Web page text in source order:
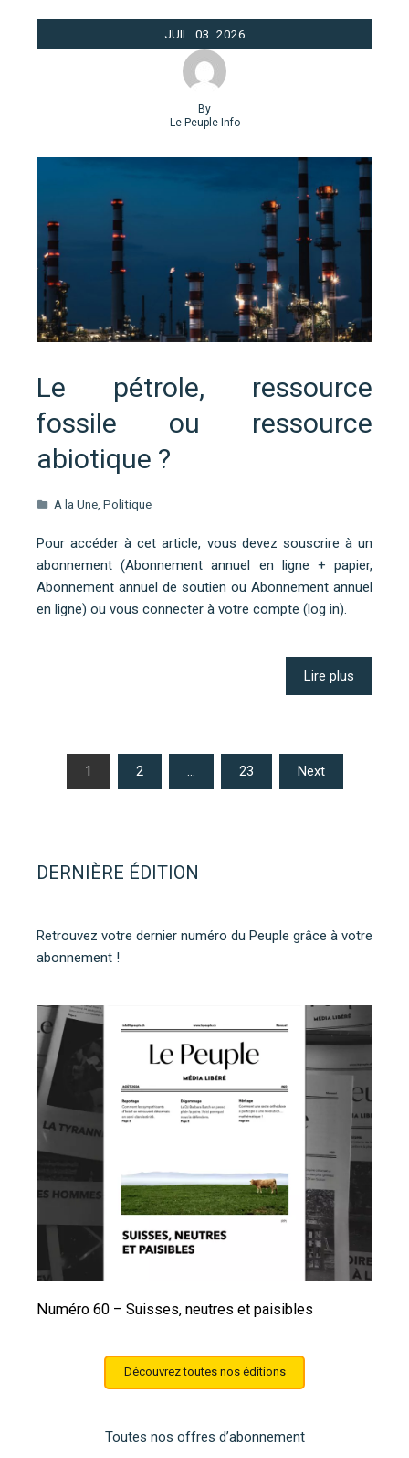
JUIL 03 2026
By
Le Peuple Info
Le pétrole, ressource
fossile ou ressource
abiotique ?
A la Une Politique
Pour accéder à cet article, vous devez souscrire à un
abonnement (Abonnement annuel en ligne + papier,
Abonnement annuel de soutien ou Abonnement annuel
en ligne) ou vous connecter à votre compte (log in).
Lire plus
Pagination
1 2 … 23 Next
DERNIÈRE ÉDITION
Retrouvez votre dernier numéro du Peuple grâce à votre
abonnement !
Numéro 60 – Suisses, neutres et paisibles
Découvrez toutes nos éditions
Toutes nos offres d’abonnement